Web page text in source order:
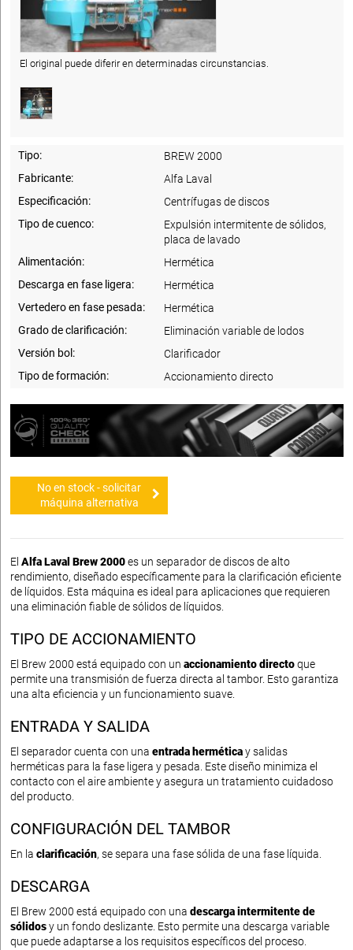
El original puede diferir en determinadas circunstancias.
Tipo:
BREW 2000
Fabricante:
Alfa Laval
Especificación:
Centrífugas de discos
Tipo de cuenco:
Expulsión intermitente de sólidos,
placa de lavado
Alimentación:
Hermética
Descarga en fase ligera:
Hermética
Vertedero en fase pesada:
Hermética
Grado de clarificación:
Eliminación variable de lodos
Versión bol:
Clarificador
Tipo de formación:
Accionamiento directo
No en stock - solicitar
máquina alternativa
El Alfa Laval Brew 2000es un separador de discos de alto
rendimiento, diseñado específicamente para la clarificación eficiente
de líquidos. Esta máquina es ideal para aplicaciones que requieren
una eliminación fiable de sólidos de líquidos.
TIPO DE ACCIONAMIENTO
El Brew 2000 está equipado con un accionamiento directoque
permite una transmisión de fuerza directa al tambor. Esto garantiza
una alta eficiencia y un funcionamiento suave.
ENTRADA Y SALIDA
El separador cuenta con una entrada herméticay salidas
herméticas para la fase ligera y pesada. Este diseño minimiza el
contacto con el aire ambiente y asegura un tratamiento cuidadoso
del producto.
CONFIGURACIÓN DEL TAMBOR
En la clarificación, se separa una fase sólida de una fase líquida.
DESCARGA
El Brew 2000 está equipado con una descarga intermitente de
sólidosy un fondo deslizante. Esto permite una descarga variable
que puede adaptarse a los requisitos específicos del proceso.